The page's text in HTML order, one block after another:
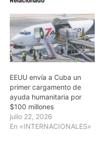
EEUU envía a Cuba un
primer cargamento de
ayuda humanitaria por
$100 millones
julio 22, 2026
En «INTERNACIONALES»